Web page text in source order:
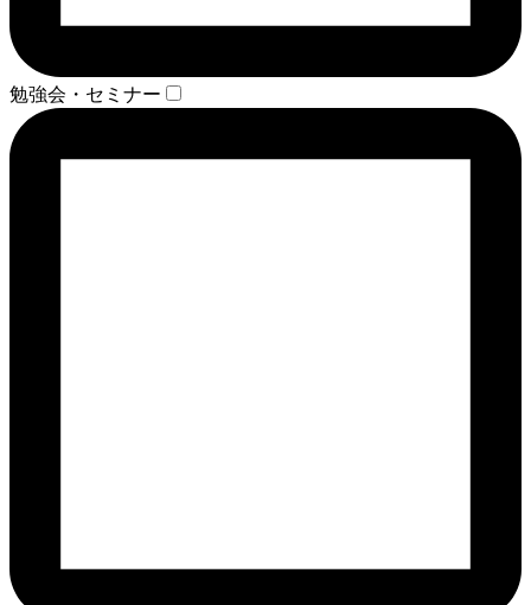
勉強会・セミナー